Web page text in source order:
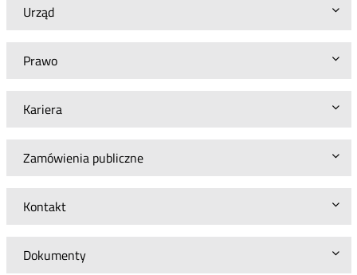
Urząd
Prawo
Kariera
Zamówienia publiczne
Kontakt
Dokumenty